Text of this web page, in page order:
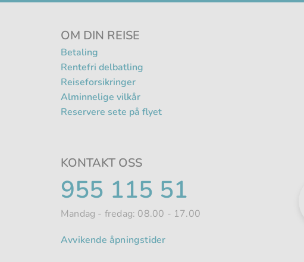
OM DIN REISE
Betaling
Rentefri delbatling
Reiseforsikringer
Alminnelige vilkår
Reservere sete på flyet
KONTAKT OSS
TELEFONNUMMER
955 115 51
Mandag - fredag: 08.00 - 17.00
Avvikende åpningstider